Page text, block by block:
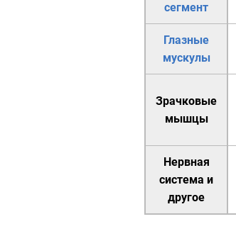
сегмент
Глазные
мускулы
Зрачковые
мышцы
Нервная
система и
другое